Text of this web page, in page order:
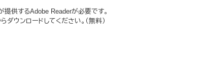
提供するAdobe Readerが必要です。
ウンロードしてください。（無料）